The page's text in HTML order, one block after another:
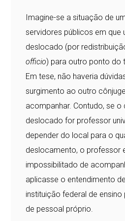
Imagine-se a situação de
servidores públicos em que
deslocado (por
officio) para outro ponto do
Em tese, não haveria
surgimento ao outro
acompanhar. Contudo, se
deslocado for professor
depender do local para o
deslocamento, o professor
impossibilitado de
aplicasse o entendimento
instituição federal de ensino
de pessoal próprio.